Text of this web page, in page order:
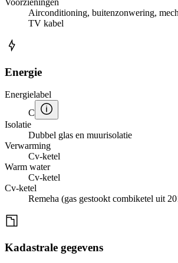
Airconditioning, buitenzonwering,
TV kabel
Energie
Energielabel
C
Isolatie
Dubbel glas en muurisolatie
Verwarming
Cv-ketel
Warm water
Cv-ketel
Cv-ketel
Remeha (gas gestookt combiketel uit
Kadastrale gegevens